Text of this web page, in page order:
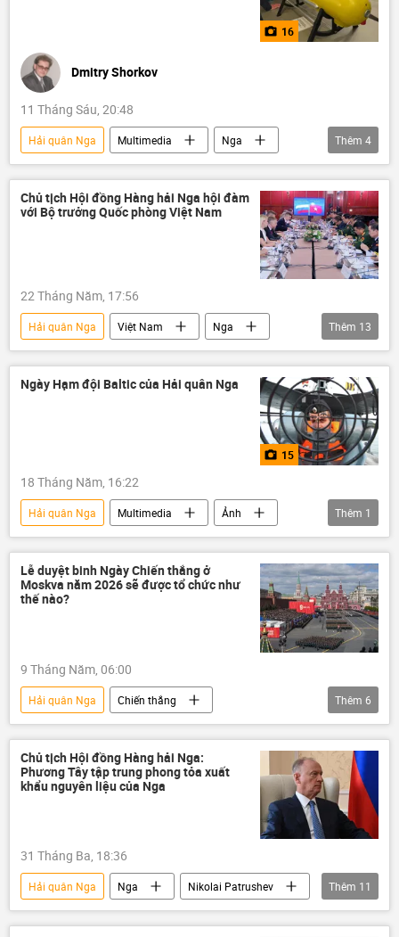
16
Dmitry Shorkov
11 Tháng Sáu, 20:48
Hải quân Nga Multimedia
Nga
Quân sự
Việt Nam
hải quân
Tác giả
Thêm 4
Chủ tịch Hội đồng Hàng hải Nga hội đàm
với Bộ trưởng Quốc phòng Việt Nam
22 Tháng Năm, 17:56
Hải quân Nga Việt Nam
Nga
Hợp tác Nga-Việt
Bộ Quốc phòng Việt Nam
Thế giới
Hoa Kỳ
trừng phạt
Các biện pháp trừng phạt chống Nga
Thêm 13
Ngày Hạm đội Baltic của Hải quân Nga
15
18 Tháng Năm, 16:22
Hải quân Nga Multimedia
Ảnh
Nga
Thêm 1
Lễ duyệt binh Ngày Chiến thắng ở
Moskva năm 2026 sẽ được tổ chức như
thế nào?
9 Tháng Năm, 06:00
Hải quân Nga
Chiến thắng
ngày kỷ niệm Chiến thắng
Nga
Vladimir Putin
Moskva
Malaysia
Lào
Thêm 6
Chủ tịch Hội đồng Hàng hải Nga:
Phương Tây tập trung phong tỏa xuất
khẩu nguyên liệu của Nga
31 Tháng Ba, 18:36
Hải quân Nga Nga
Nikolai Patrushev
phương Tây
Thế giới
Chính trị
Thêm 11